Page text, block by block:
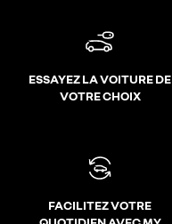
ESSAYEZ LA VOITURE DE
VOTRE CHOIX
FACILITEZ VOTRE